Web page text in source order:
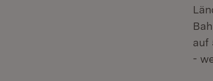
auf
-